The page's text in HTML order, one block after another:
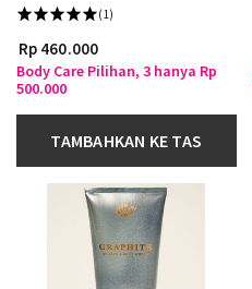
(1)
Rp 460.000
Body Care Pilihan, 3 hanya Rp
500.000
TAMBAHKAN KE TAS